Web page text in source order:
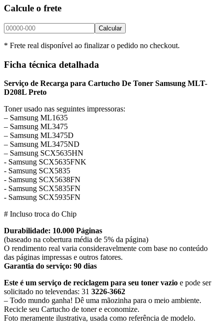
Calcule o frete
Calcular
* Frete real disponível ao finalizar o pedido no checkout.
Ficha técnica detalhada
Serviço de Recarga para Cartucho De Toner Samsung MLT-
D208L Preto
Toner usado nas seguintes impressoras:
– Samsung ML1635
– Samsung ML3475
– Samsung ML3475D
– Samsung ML3475ND
– Samsung SCX5635HN
​- Samsung SCX5635FNK
​- Samsung SCX5835
​- Samsung SCX5638FN
​- Samsung SCX5835FN
​- Samsung SCX5935FN
# Incluso troca do Chip
Durabilidade: 10.000 Páginas
(baseado na cobertura média de 5% da página)
O rendimento real varia consideravelmente com base no conteúdo
das páginas impressas e outros fatores.
Garantia do serviço: 90 dias
Este é um serviço de reciclagem para seu toner vazio e pode ser
solicitado no televendas: 31 3226-3662
– Todo mundo ganha! Dê uma mãozinha para o meio ambiente.
Recicle seu Cartucho de toner e economize.
​Foto meramente ilustrativa, usada como referência de modelo.